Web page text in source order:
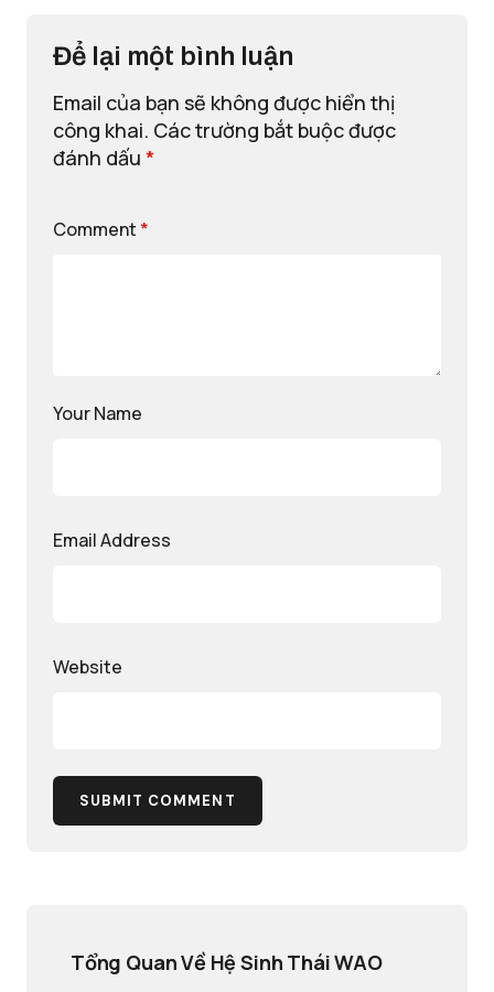
Để lại một bình luận
Email của bạn sẽ không được hiển thị
công khai. Các trường bắt buộc được
đánh dấu *
Comment *
Your Name
Email Address
Website
SUBMIT COMMENT
Tổng Quan Về Hệ Sinh Thái WAO